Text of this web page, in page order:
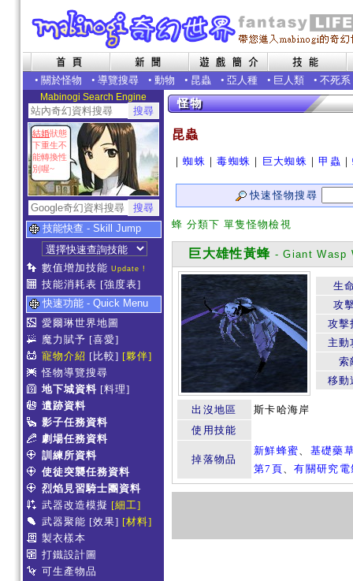
• 關於怪物 • 導覽搜尋 • 動物 • 昆蟲 • 亞人種 • 巨人類 • 不死系
Mabinogi Search Engine
結婚狀態
下重生不
能轉換性
別喔~
技能快查 - Skill Jump
數值增加技能 Update !
技能消耗表 [強度表]
快速功能 - Quick Menu
愛爾琳世界地圖
魔力賦予 [喜愛]
寵物介紹 [比較] [夥伴]
怪物導覽搜尋
地下城資料 [料理]
遺跡資料
影子任務資料
劇場任務資料
訓練所資料
使徒突襲任務資料
烈焰見習騎士團資料
武器改造模擬 [細工]
武器聚能 [效果] [材料]
製衣樣本
打鐵設計圖
可生產物品
昆蟲
｜蜘蛛 ｜毒蜘蛛 ｜ 巨大蜘蛛 ｜甲蟲 ｜
快速怪物搜尋
蜂 分類下 單隻怪物檢視
巨大雄性黃蜂 - Giant Wasp
生
攻
攻擊
主動
索
移動
出沒地區
斯卡哈海岸
使用技能
掉落物品
新鮮蜂蜜、 基礎藥
第7頁、有關研究